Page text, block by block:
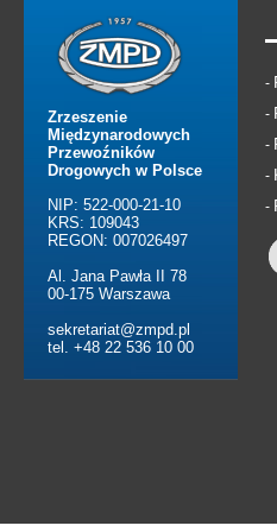
Zrzeszenie
Międzynarodowych
Przewoźników
Drogowych w Polsce
NIP: 522-000-21-10
KRS: 109043
REGON: 007026497
Al. Jana Pawła II 78
00-175 Warszawa
sekretariat@zmpd.pl
tel. +48 22 536 10 00
-
-
-
-
-